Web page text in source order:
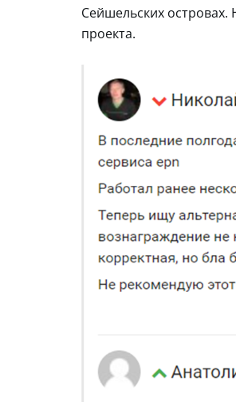
Сейшельских островах.
проекта.